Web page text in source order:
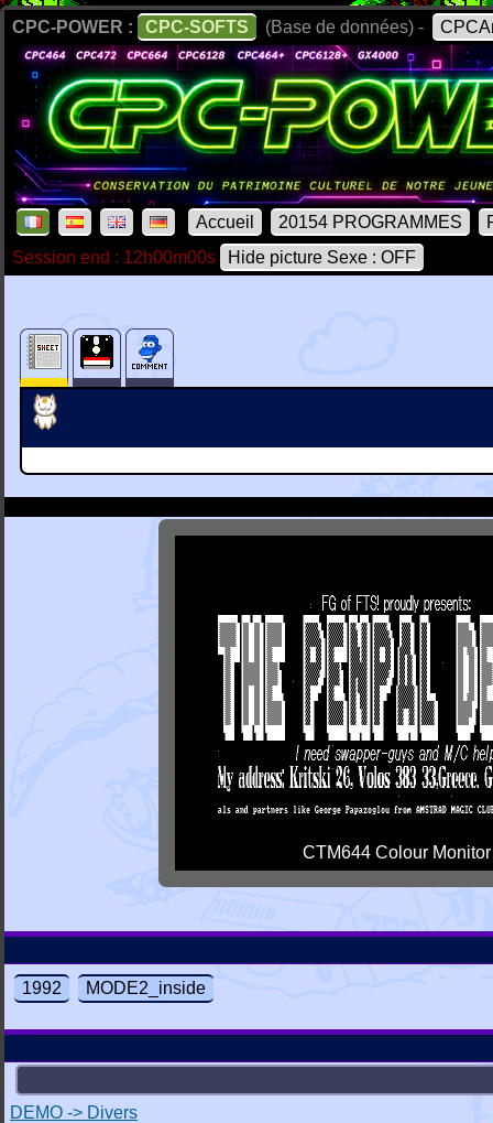
CPC-POWER : CPC-SOFTS (Base de données) -
Accueil 20154 PROGRAMMES
Session end : 12h00m00s
Hide picture Sexe : OFF
CTM644 Colour Monitor
1992 MODE2_inside
DEMO -> Divers